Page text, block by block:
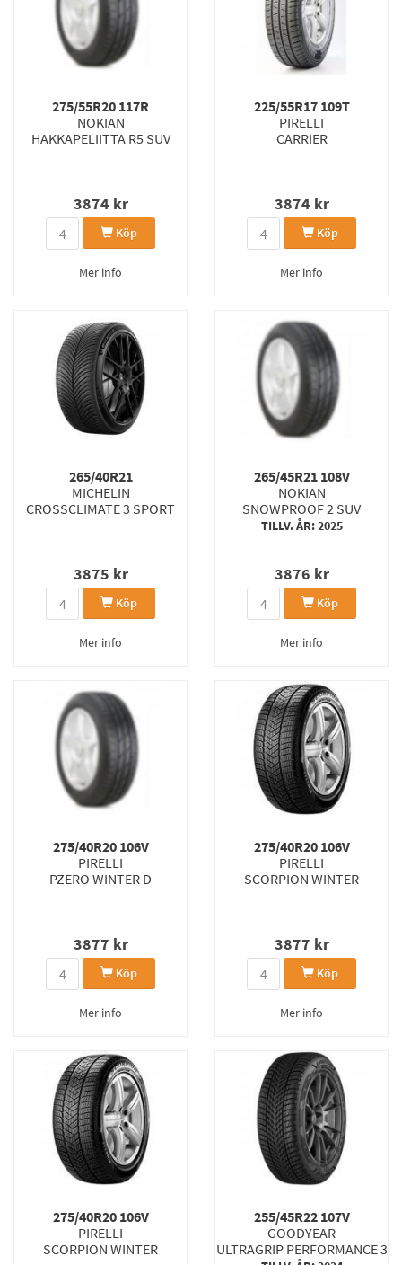
275/55R20 117R
NOKIAN
HAKKAPELIITTA R5 SUV
3874 kr
Köp
Mer info
225/55R17 109T
PIRELLI
CARRIER
3874 kr
Köp
Mer info
265/40R21
MICHELIN
CROSSCLIMATE 3 SPORT
3875 kr
Köp
Mer info
265/45R21 108V
NOKIAN
SNOWPROOF 2 SUV
TILLV. ÅR: 2025
3876 kr
Köp
Mer info
275/40R20 106V
PIRELLI
PZERO WINTER D
3877 kr
Köp
Mer info
275/40R20 106V
PIRELLI
SCORPION WINTER
3877 kr
Köp
Mer info
275/40R20 106V
PIRELLI
SCORPION WINTER
255/45R22 107V
GOODYEAR
ULTRAGRIP PERFORMANCE 3